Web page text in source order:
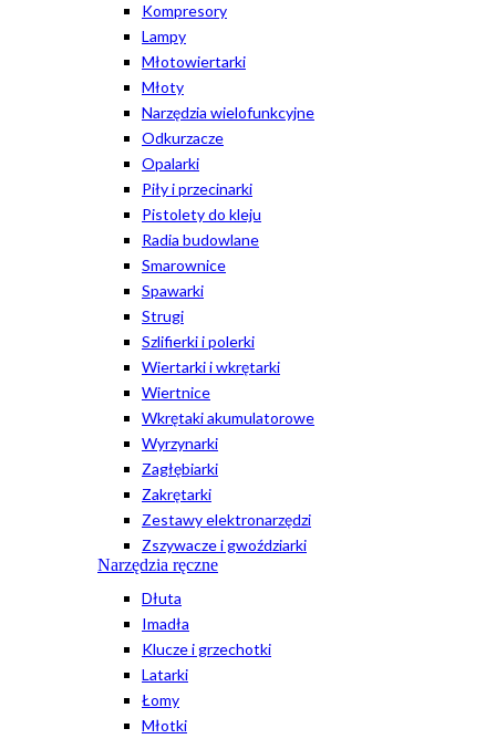
Kompresory
Lampy
Młotowiertarki
Młoty
Narzędzia wielofunkcyjne
Odkurzacze
Opalarki
Piły i przecinarki
Pistolety do kleju
Radia budowlane
Smarownice
Spawarki
Strugi
Szlifierki i polerki
Wiertarki i wkrętarki
Wiertnice
Wkrętaki akumulatorowe
Wyrzynarki
Zagłębiarki
Zakrętarki
Zestawy elektronarzędzi
Zszywacze i gwoździarki
Narzędzia ręczne
Dłuta
Imadła
Klucze i grzechotki
Latarki
Łomy
Młotki